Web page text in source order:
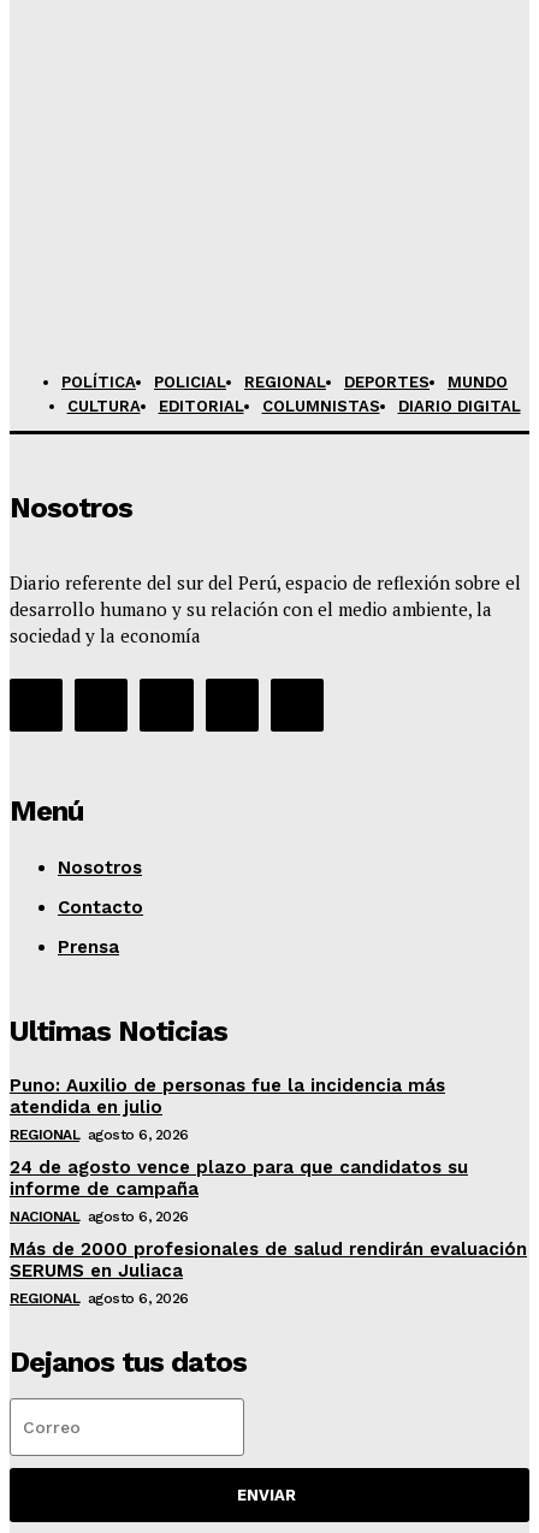
POLÍTICA
POLICIAL REGIONAL DEPORTES
MUNDO
CULTURA
EDITORIAL COLUMNISTAS DIARIO DIGITAL
Nosotros
Diario referente del sur del Perú, espacio de reflexión sobre el
desarrollo humano y su relación con el medio ambiente, la
sociedad y la economía
Menú
Nosotros
Contacto
Prensa
Ultimas Noticias
Puno: Auxilio de personas fue la incidencia más
atendida en julio
REGIONAL agosto 6, 2026
24 de agosto vence plazo para que candidatos su
informe de campaña
NACIONAL agosto 6, 2026
Más de 2000 profesionales de salud rendirán evaluación
SERUMS en Juliaca
REGIONAL agosto 6, 2026
Dejanos tus datos
ENVIAR